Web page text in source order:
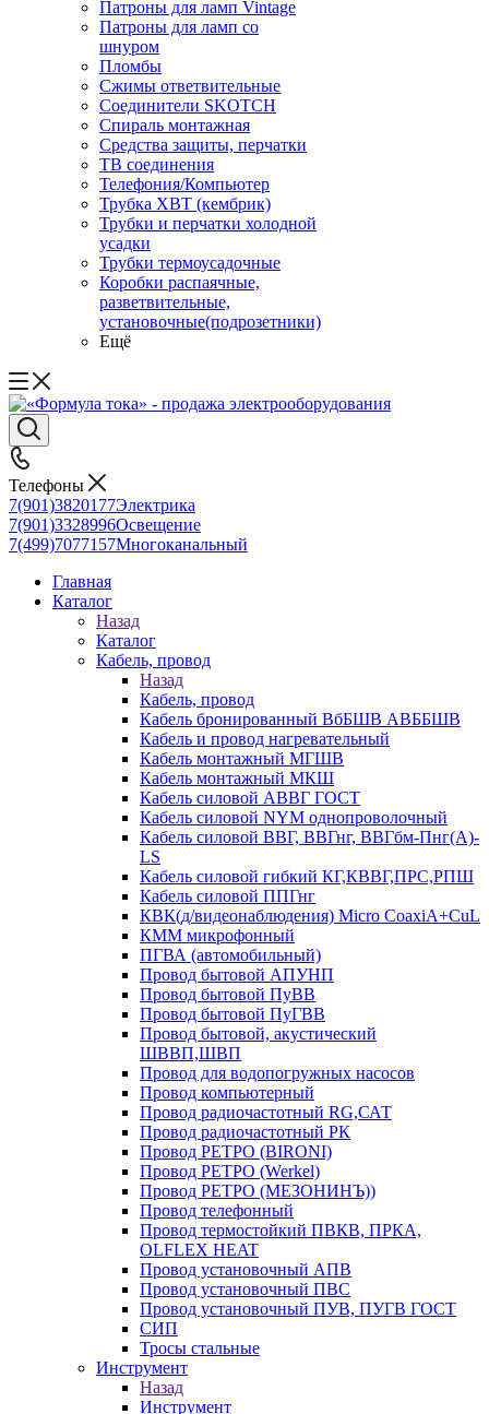
Патроны для ламп Vintage
Патроны для ламп со
шнуром
Пломбы
Сжимы ответвительные
Соединители SKOTCH
Спираль монтажная
Средства защиты, перчатки
ТВ соединения
Телефония/Компьютер
Трубка ХВТ (кембрик)
Трубки и перчатки холодной
усадки
Трубки термоусадочные
Коробки распаячные,
разветвительные,
установочные(подрозетники)
Ещё
Телефоны
7(901)3820177Электрика
7(901)3328996Освещение
7(499)7077157Многоканальный
Главная
Каталог
Назад
Каталог
Кабель, провод
Назад
Кабель, провод
Кабель бронированный ВбБШВ АВББШВ
Кабель и провод нагревательный
Кабель монтажный МГШВ
Кабель монтажный МКШ
Кабель силовой АВВГ ГОСТ
Кабель силовой NYM однопроволочный
Кабель силовой ВВГ, ВВГнг, ВВГбм-Пнг(А)-
LS
Кабель силовой гибкий КГ,КВВГ,ПРС,РПШ
Кабель силовой ППГнг
КВК(д/видеонаблюдения) Micro CoaxiA+CuL
КММ микрофонный
ПГВА (автомобильный)
Провод бытовой АПУНП
Провод бытовой ПуВВ
Провод бытовой ПуГВВ
Провод бытовой, акустический
ШВВП,ШВП
Провод для водопогружных насосов
Провод компьютерный
Провод радиочастотный RG,САТ
Провод радиочастотный РК
Провод РЕТРО (BIRONI)
Провод РЕТРО (Werkel)
Провод РЕТРО (МЕЗОНИНЪ))
Провод телефонный
Провод термостойкий ПВКВ, ПРКА,
OLFLEX HEAT
Провод установочный АПВ
Провод установочный ПВС
Провод установочный ПУВ, ПУГВ ГОСТ
СИП
Тросы стальные
Инструмент
Назад
Инструмент